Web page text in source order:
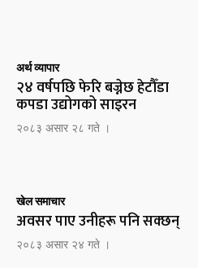
अर्थ व्यापार
२४ वर्षपछि फेरि बज्नेछ हेटौँडा
कपडा उद्योगको साइरन
२०८३ असार २८ गते ।
खेल समाचार
अवसर पाए उनीहरू पनि सक्छन्
२०८३ असार २४ गते ।